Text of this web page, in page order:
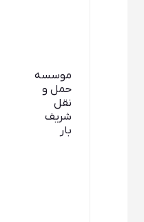
موسسه
حمل و
نقل
شریف
بار